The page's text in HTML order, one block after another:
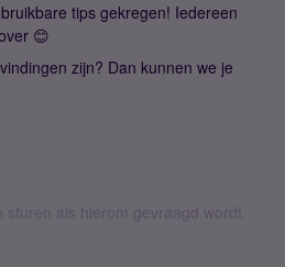
tips gekregen! Iedereen
😊
zijn? Dan kunnen we je
als hierom gevraagd wordt.